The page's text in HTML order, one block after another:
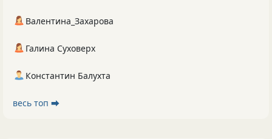
Валентина_Захарова
Галина Суховерх
Константин Балухта
весь топ ⮕